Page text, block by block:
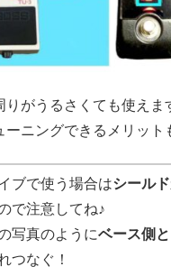
りがうるさくても使えま
ニングできるメリット
ブで使う場合はシール
で注意してね♪
の写真のようにベース側
つなぐ！